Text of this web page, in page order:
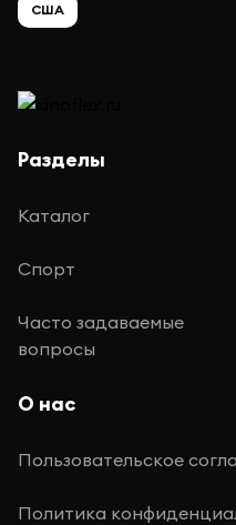
США
Разделы
Каталог
Спорт
Часто задаваемые
вопросы
О нас
Пользовательское
Политика